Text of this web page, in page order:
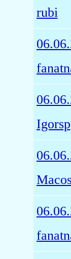
rubi
Igorsp